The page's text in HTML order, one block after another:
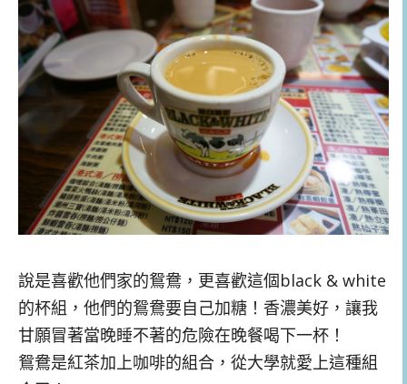
說是喜歡他們家的鴛鴦，更喜歡這個black & white
的杯組，他們的鴛鴦要自己加糖！香濃美好，讓我
甘願冒著當晚睡不著的危險在晚餐喝下一杯！
鴛鴦是紅茶加上咖啡的組合，從大學就愛上這種組